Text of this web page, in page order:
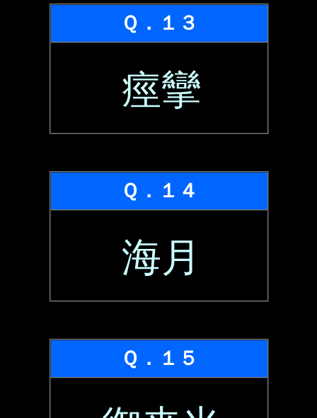
Ｑ．１３
痙攣
Ｑ．１４
海月
Ｑ．１５